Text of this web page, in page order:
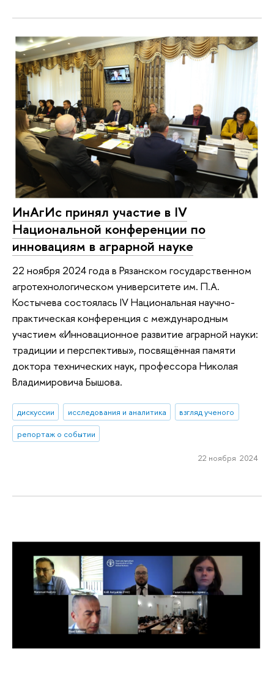
ИнАгИс принял участие в IV
Национальной конференции по
инновациям в аграрной науке
22 ноября 2024 года в Рязанском государственном
агротехнологическом университете им. П.А.
Костычева состоялась IV Национальная научно-
практическая конференция с международным
участием «Инновационное развитие аграрной науки:
традиции и перспективы», посвящённая памяти
доктора технических наук, профессора Николая
Владимировича Бышова.
дискуссии исследования и аналитика
взгляд ученого
репортаж о событии
22 ноября 2024